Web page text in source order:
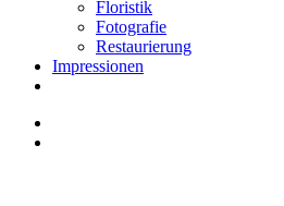
Floristik
Fotografie
Restaurierung
Impressionen